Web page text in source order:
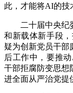
此，才能将AI的技
二十届中央纪委
和新载体新手段
疑为创新党员干部
后工作中，要推
干部拒腐防变思想
进全面从严治党提